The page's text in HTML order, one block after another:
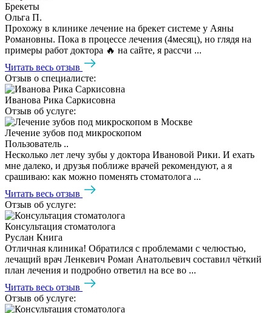
Брекеты
Ольга П.
Прохожу в клинике лечение на брекет системе у Аяны
Романовны. Пока в процессе лечения (4месяц), но глядя на
примеры работ доктора 🔥 на сайте, я рассчи ...
Читать весь отзыв
Отзыв о специалисте:
Иванова Рика Саркисовна
Отзыв об услуге:
Лечение зубов под микроскопом
Пользователь ..
Несколько лет лечу зубы у доктора Ивановой Рики. И ехать
мне далеко, и друзья поближе врачей рекомендуют, а я
срашиваю: как можно поменять стоматолога ...
Читать весь отзыв
Отзыв об услуге:
Консультация стоматолога
Руслан Книга
Отличная клиника! Обратился с проблемами с челюстью,
лечащий врач Ленкевич Роман Анатольевич составил чёткий
план лечения и подробно ответил на все во ...
Читать весь отзыв
Отзыв об услуге: